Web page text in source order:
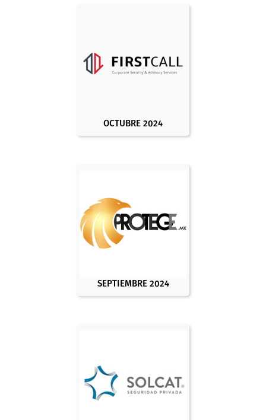
OCTUBRE 2024
SEPTIEMBRE 2024